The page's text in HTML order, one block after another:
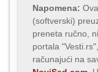
Napomena:
(softverski)
preneta ručno,
portala
računajući na